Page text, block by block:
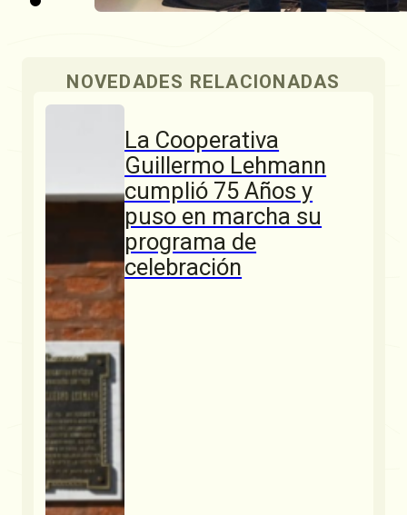
NOVEDADES RELACIONADAS
La Cooperativa
Guillermo Lehmann
cumplió 75 Años y
puso en marcha su
programa de
celebración